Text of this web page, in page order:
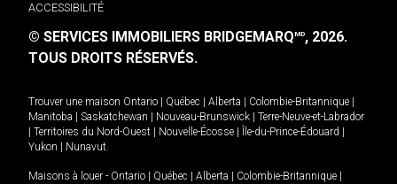
ACCESSIBILITÉ
© SERVICES IMMOBILIERS BRIDGEMARQMD, 2026.
TOUS DROITS RÉSERVÉS.
Trouver une maison Ontario Québec Alberta Colombie-Britannique
Manitoba
Saskatchewan Nouveau-Brunswick
Terre-Neuve-et-Labrador
Territoires du Nord-Ouest Nouvelle-Écosse Île-du-Prince-Édouard
Yukon
Nunavut.
Maisons à louer - Ontario Québec Alberta Colombie-Britannique